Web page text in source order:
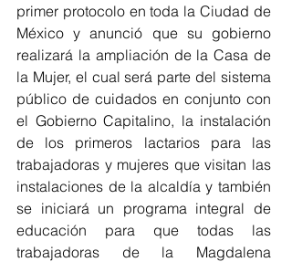
primer protocolo en toda la Ciudad de
México y anunció que su gobierno
realizará la ampliación de la Casa de
la Mujer, el cual será parte del sistema
público de cuidados en conjunto con
el Gobierno Capitalino, la instalación
de los primeros lactarios para las
trabajadoras y mujeres que visitan las
instalaciones de la alcaldía y también
se iniciará un programa integral de
educación para que todas las
trabajadoras de la Magdalena